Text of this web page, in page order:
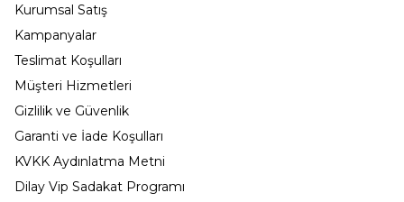
Kurumsal Satış
Kampanyalar
Teslimat Koşulları
Müşteri Hizmetleri
Gizlilik ve Güvenlik
Garanti ve İade Koşulları
KVKK Aydınlatma Metni
Dilay Vip Sadakat Programı